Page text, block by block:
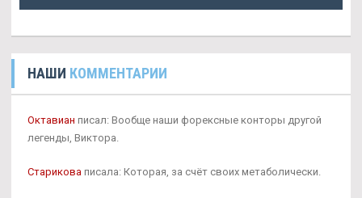
НАШИ КОММЕНТАРИИ
Октавиан писал: Вообще наши форексные конторы другой
легенды, Виктора.
Старикова писала: Которая, за счёт своих метаболически.